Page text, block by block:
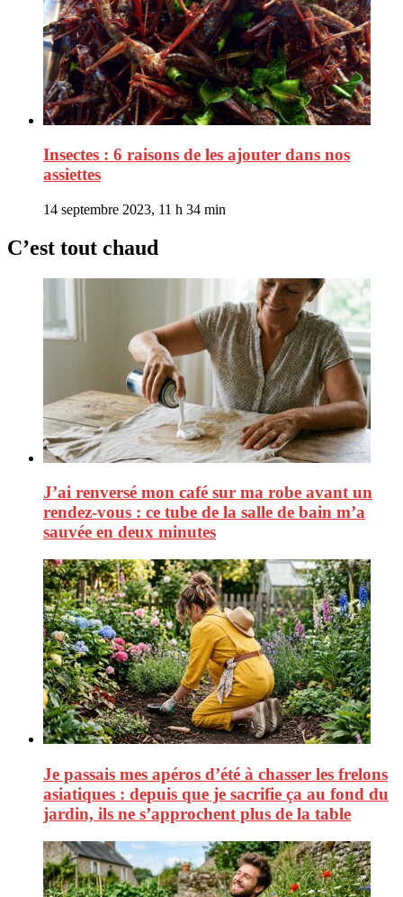
Insectes : 6 raisons de les ajouter dans nos
assiettes
14 septembre 2023, 11 h 34 min
C’est tout chaud
J’ai renversé mon café sur ma robe avant un
rendez-vous : ce tube de la salle de bain m’a
sauvée en deux minutes
Je passais mes apéros d’été à chasser les frelons
asiatiques : depuis que je sacrifie ça au fond du
jardin, ils ne s’approchent plus de la table